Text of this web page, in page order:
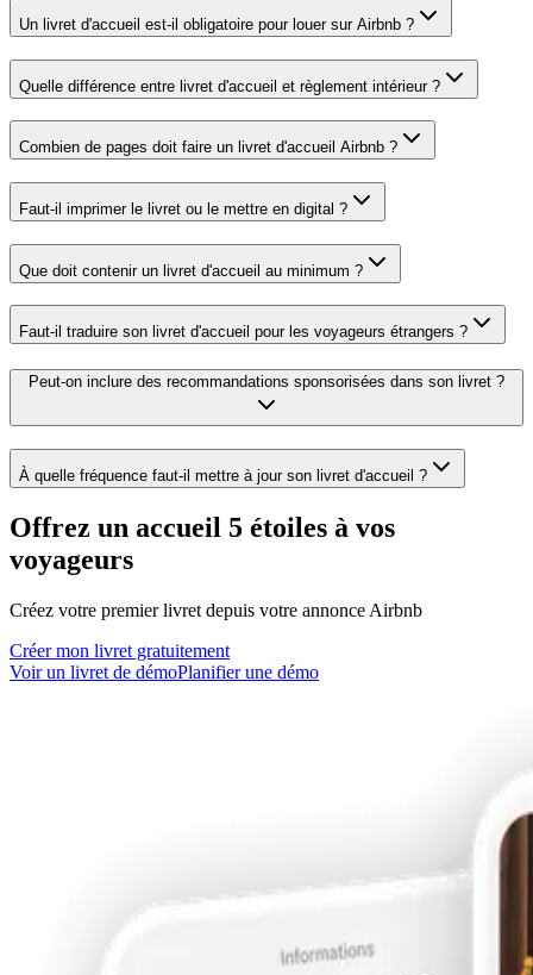
Un livret d'accueil est-il obligatoire pour louer sur Airbnb ?
Quelle différence entre livret d'accueil et règlement intérieur ?
Combien de pages doit faire un livret d'accueil Airbnb ?
Faut-il imprimer le livret ou le mettre en digital ?
Que doit contenir un livret d'accueil au minimum ?
Faut-il traduire son livret d'accueil pour les voyageurs étrangers ?
Peut-on inclure des recommandations sponsorisées dans son livret ?
À quelle fréquence faut-il mettre à jour son livret d'accueil ?
Offrez un accueil 5 étoiles à vos
voyageurs
Créez votre premier livret depuis votre annonce Airbnb
Créer mon livret gratuitement
Voir un livret de démoPlanifier une démo